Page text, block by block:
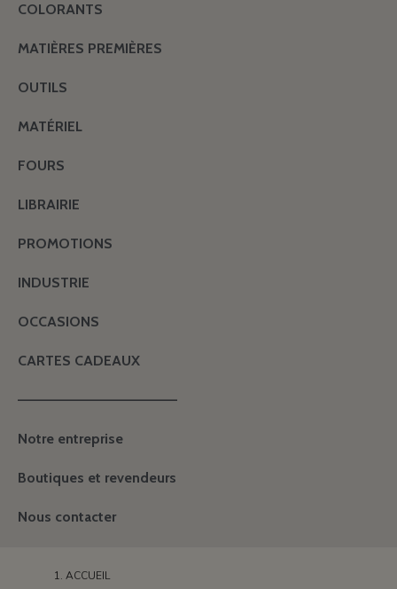
COLORANTS
MATIÈRES PREMIÈRES
OUTILS
MATÉRIEL
FOURS
LIBRAIRIE
PROMOTIONS
INDUSTRIE
OCCASIONS
CARTES CADEAUX
———————————————
Notre entreprise
Boutiques et revendeurs
Nous contacter
ACCUEIL